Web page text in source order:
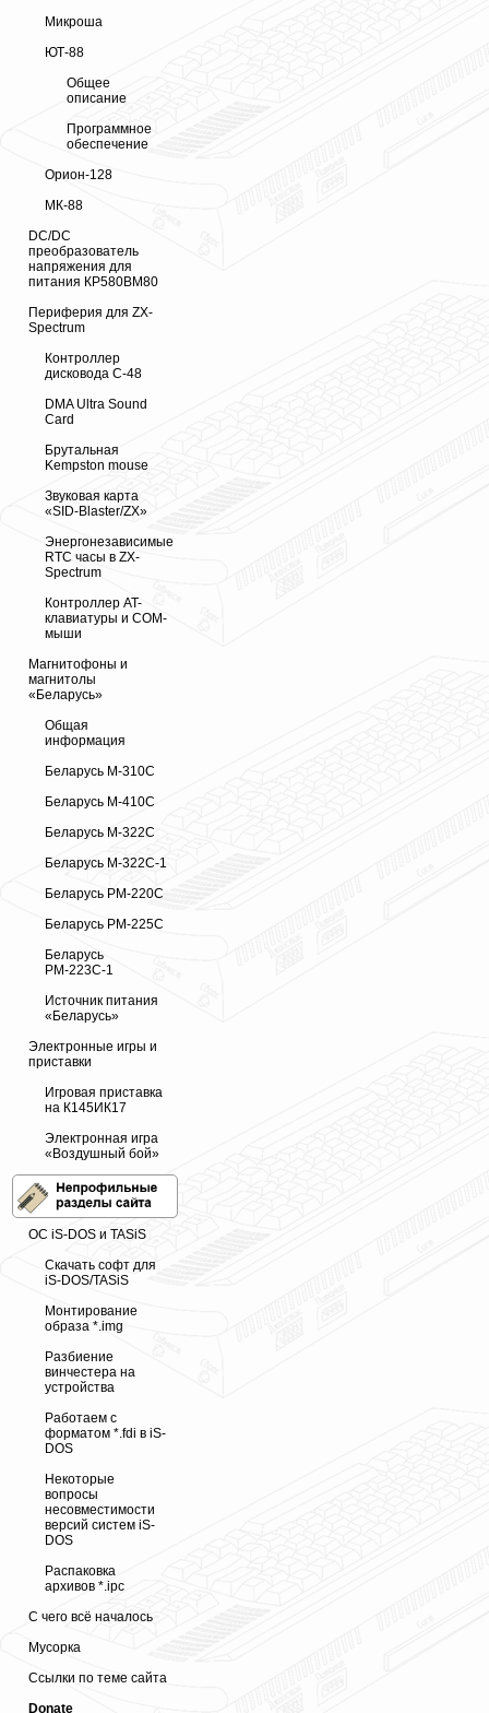
Микроша
ЮТ-88
Общее
описание
Программное
обеспечение
Орион-128
МК-88
DC/DC
преобразователь
напряжения для
питания КР580ВМ80
Периферия для ZX-
Spectrum
Контроллер
дисковода С-48
DMA Ultra Sound
Card
Брутальная
Kempston mouse
Звуковая карта
«SID-Blaster/ZX»
Энергонезависимые
RTC часы в ZX-
Spectrum
Контроллер AT-
клавиатуры и COM-
мыши
Магнитофоны и
магнитолы
«Беларусь»
Общая
информация
Беларусь М-310С
Беларусь М-410С
Беларусь М-322С
Беларусь М-322С-1
Беларусь РМ-220С
Беларусь РМ-225С
Беларусь
РМ-223С-1
Источник питания
«Беларусь»
Электронные игры и
приставки
Игровая приставка
на К145ИК17
Электронная игра
«Воздушный бой»
ОС iS-DOS и TASiS
Скачать софт для
iS-DOS/TASiS
Монтирование
образа *.img
Разбиение
винчестера на
устройства
Работаем с
форматом *.fdi в iS-
DOS
Некоторые
вопросы
несовместимости
версий систем iS-
DOS
Распаковка
архивов *.ipc
С чего всё началось
Мусорка
Ссылки по теме сайта
Donate